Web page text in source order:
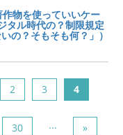
作物を使っていいケー
タル時代の？制限規定
の？そもそも何？」）
2 3 4
30 ... »